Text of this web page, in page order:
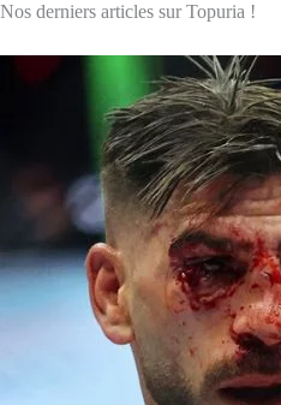
Nos derniers articles sur Topuria !